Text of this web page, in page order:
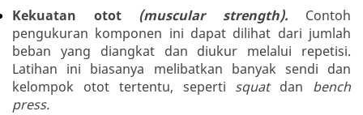
Kekuatan otot (muscular strength). Contoh
pengukuran komponen ini dapat dilihat dari jumlah
beban yang diangkat dan diukur melalui repetisi.
Latihan ini biasanya melibatkan banyak sendi dan
kelompok otot tertentu, seperti squatdan bench
press.